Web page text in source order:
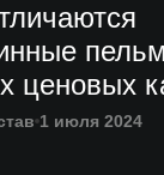
ценовых
1 июля 2024